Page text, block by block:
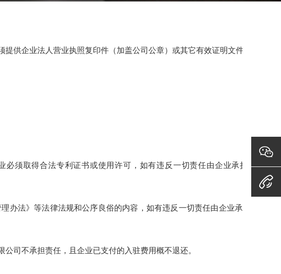
供企业法人营业执照复印件（加盖公司公章）或其它有效证明文件及负责人
须取得合法专利证书或使用许可，如有违反一切责任由企业承担，且全
法》等法律法规和公序良俗的内容，如有违反一切责任由企业承担，且
公司不承担责任，且企业已支付的入驻费用概不退还。